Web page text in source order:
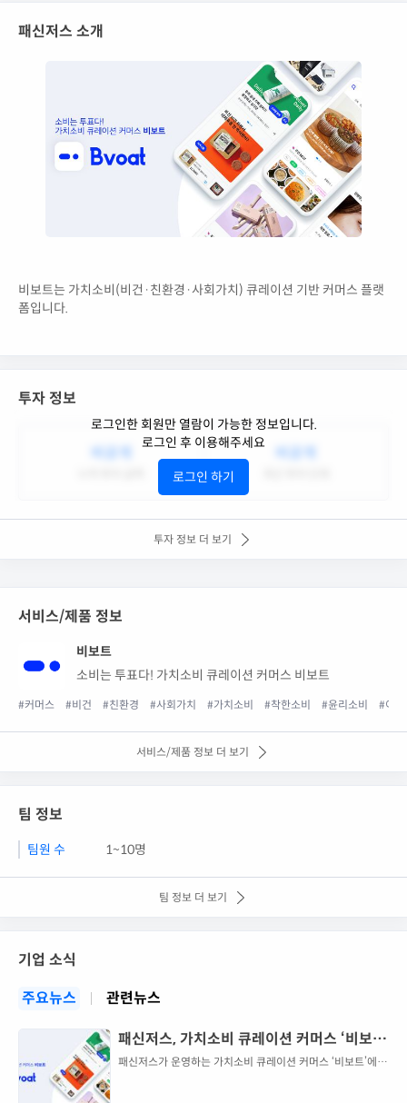
패신저스 소개
비보트는 가치소비(비건·친환경·사회가치) 큐레이션 기반 커머스 플랫
폼입니다.
투자 정보
로그인한 회원만 열람이 가능한 정보입니다.
로그인 후 이용해주세요
로그인 하기
투자 정보 더 보기
서비스/제품 정보
비보트
소비는 투표다! 가치소비 큐레이션 커머스 비보트
#커머스 #비건 #친환경 #사회가치 #가치소비 #착한소비 #윤리소비 #이
서비스/제품 정보 더 보기
팀 정보
팀원 수 1~10명
팀 정보 더 보기
기업 소식
주요뉴스
관련뉴스
패신저스, 가치소비 큐레이션 커머스 ‘비보
트’ 단독 펀딩·공구 기능 신규 출시
패신저스가 운영하는 가치소비 큐레이션 커머스 ‘비보트’에서